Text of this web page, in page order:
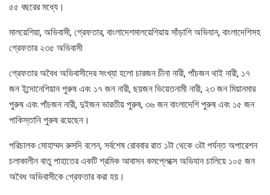
৫৫ বছরের মধ্যে।
মালয়েশিয়া, অভিবাসী, গ্রেফতার, বাংলাদেশমালয়েশিয়ায় সাঁড়াশি অভিযান, বাংলাদেশিসহ
গ্রেফতার ২৩৫ অভিবাসী
গ্রেফতার অবৈধ অভিবাসীদের সংখ্যা হলো চারজন চীনা নারী, পাঁচজন থাই নারী, ১৭
জন ইন্দোনেশিয়ান পুরুষ এবং ১৭ জন নারী, ছয়জন ভিয়েতনামী নারী, ২৩ জন মিয়ানমার
পুরুষ এবং পাঁচজন নারী, দুইজন ভারতীয় পুরুষ, ৩৬ জন বাংলাদেশি পুরুষ এবং ১৫ জন
পাকিস্তানি পুরুষ রয়েছেন।
পরিচালক মোহাম্মদ রুসদি বলেন, সর্বশেষ রোববার রাত ১টা থেকে ৩টা পর্যন্ত অপারেশন
চলাকালীন বাতু পাহাতের একটি শ্রমিক আবাসন কমপ্লেক্সে অভিযান চালিয়ে ১০৫ জন
অবৈধ অভিবাসীকে গ্রেফতার করা হয়।